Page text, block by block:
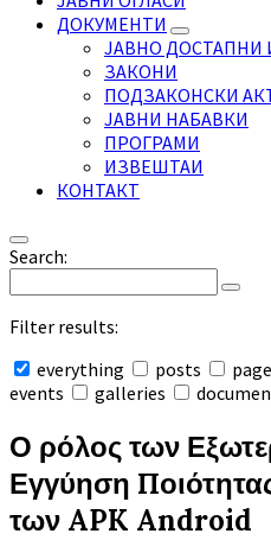
ДОКУМЕНТИ
ЈАВНО
ЗАКОНИ
ПОДЗАКОНСКИ
ЈАВНИ НАБАВКИ
ПРОГРАМИ
ИЗВЕШТАИ
КОНТАКТ
Search:
Filter results:
everything
posts
events
galleries
search
Ο ρόλος των
Εγγύηση
των APK Android